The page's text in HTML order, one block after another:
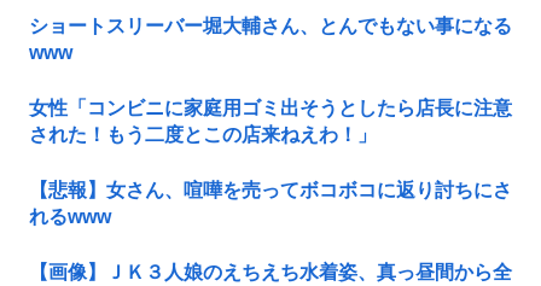
ショートスリーバー堀大輔さん、とんでもない事になる
www
女性「コンビニに家庭用ゴミ出そうとしたら店長に注意
された！もう二度とこの店来ねえわ！」
【悲報】女さん、喧嘩を売ってボコボコに返り討ちにさ
れるwww
【画像】ＪＫ３人娘のえちえち水着姿、真っ昼間から全